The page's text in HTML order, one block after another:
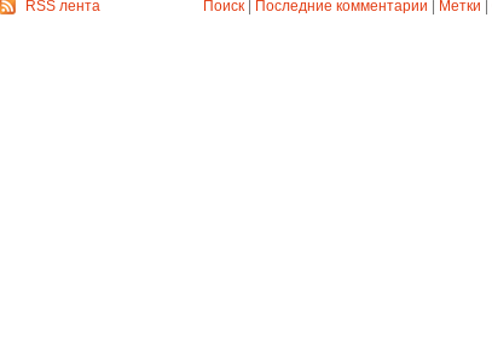
RSS лента
Поиск Последние комментарии Метки